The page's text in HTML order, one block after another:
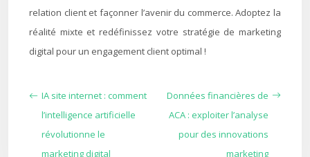
relation client et façonner l’avenir du commerce. Adoptez la
réalité mixte et redéfinissez votre stratégie de marketing
digital pour un engagement client optimal !
IA site internet : comment
l’intelligence artificielle
révolutionne le
marketing digital
Données financières de
ACA : exploiter l’analyse
pour des innovations
marketing